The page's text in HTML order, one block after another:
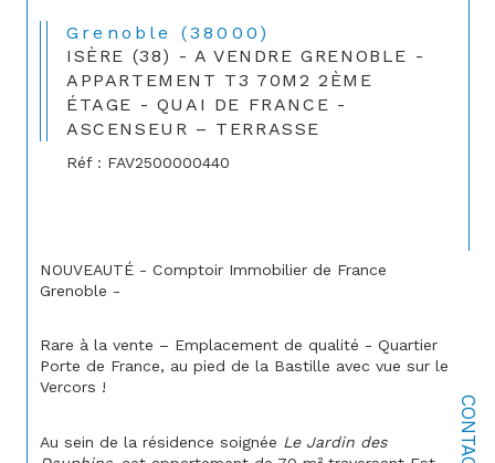
CONTACT
Grenoble (38000)
ISÈRE (38) - A VENDRE GRENOBLE -
APPARTEMENT T3 70M2 2ÈME
ÉTAGE - QUAI DE FRANCE -
ASCENSEUR – TERRASSE
Réf : FAV2500000440
NOUVEAUTÉ - Comptoir Immobilier de France
Grenoble -
Rare à la vente – Emplacement de qualité - Quartier
Porte de France, au pied de la Bastille avec vue sur le
Vercors !
Au sein de la résidence soignée Le Jardin des